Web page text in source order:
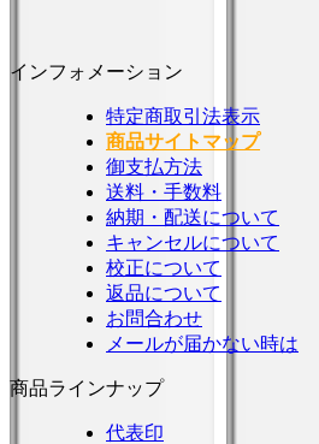
インフォメーション
特定商取引法表示
商品サイトマップ
御支払方法
送料・手数料
納期・配送について
キャンセルについて
校正について
返品について
お問合わせ
メールが届かない時は
商品ラインナップ
代表印